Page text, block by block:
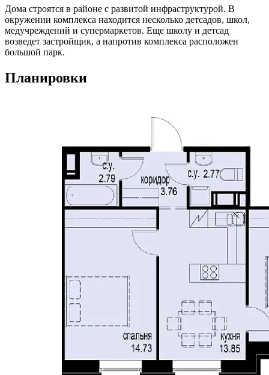
Дома строятся в районе с развитой инфраструктурой. В
окружении комплекса находится несколько детсадов, школ,
медучреждений и супермаркетов. Еще школу и детсад
возведет застройщик, а напротив комплекса расположен
большой парк.
Планировки